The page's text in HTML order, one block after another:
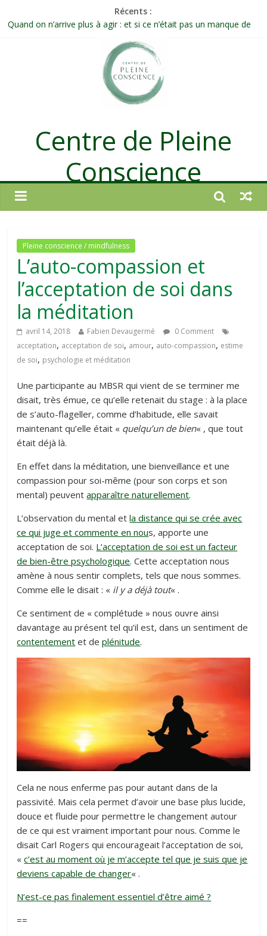
Récents :
Célébrer la Vie jusque dans les petites actions
Quand on n’arrive plus à agir : et si ce n’était pas un manque de
Une attention consciente d’elle-même, non dirigée par le mental
Méditer un peu chaque jour : un rituel profond et transformateur
Prolonger la vie ou découvrir ce qui ne vieillit pas ?
Centre de Pleine
Conscience
Pleine conscience / mindfulness
L’auto-compassion et
l’acceptation de soi dans
la méditation
avril 14, 2018 Fabien Devaugermé
0 Comment
acceptation, acceptation de soi, amour, auto-compassion, estime
de soi, psychologie et méditation
Une participante au MBSR qui vient de se terminer me
disait, très émue, ce qu’elle retenait du stage : à la place
de s’auto-flageller, comme d’habitude, elle savait
maintenant qu’elle était « quelqu’un de bien« , que tout
était déjà là.
En effet dans la méditation, une bienveillance et une
compassion pour soi-même (pour son corps et son
mental) peuventapparaître naturellement.
L’observation du mental etla distance qui se crée avec
ce qui juge et commente en nous, apporte une
acceptation de soi. L’acceptation de soi est un facteur
de bien-être psychologique. Cette acceptation nous
amène à nous sentir complets, tels que nous sommes.
Comme elle le disait : « il y a déjà tout« .
Ce sentiment de « complétude » nous ouvre ainsi
davantage au présent tel qu’il est, dans un sentiment de
contentement et deplénitude.
Cela ne nous enferme pas pour autant dans de la
passivité. Mais cela permet d’avoir une base plus lucide,
douce et fluide pour permettre le changement autour
de ce qui est vraiment important pour nous. Comme le
disait Carl Rogers qui encourageait l’acceptation de soi,
«c’est au moment où je m’accepte tel que je suis que je
deviens capable de changer« .
N’est-ce pas finalement essentiel d’être aimé ?
==